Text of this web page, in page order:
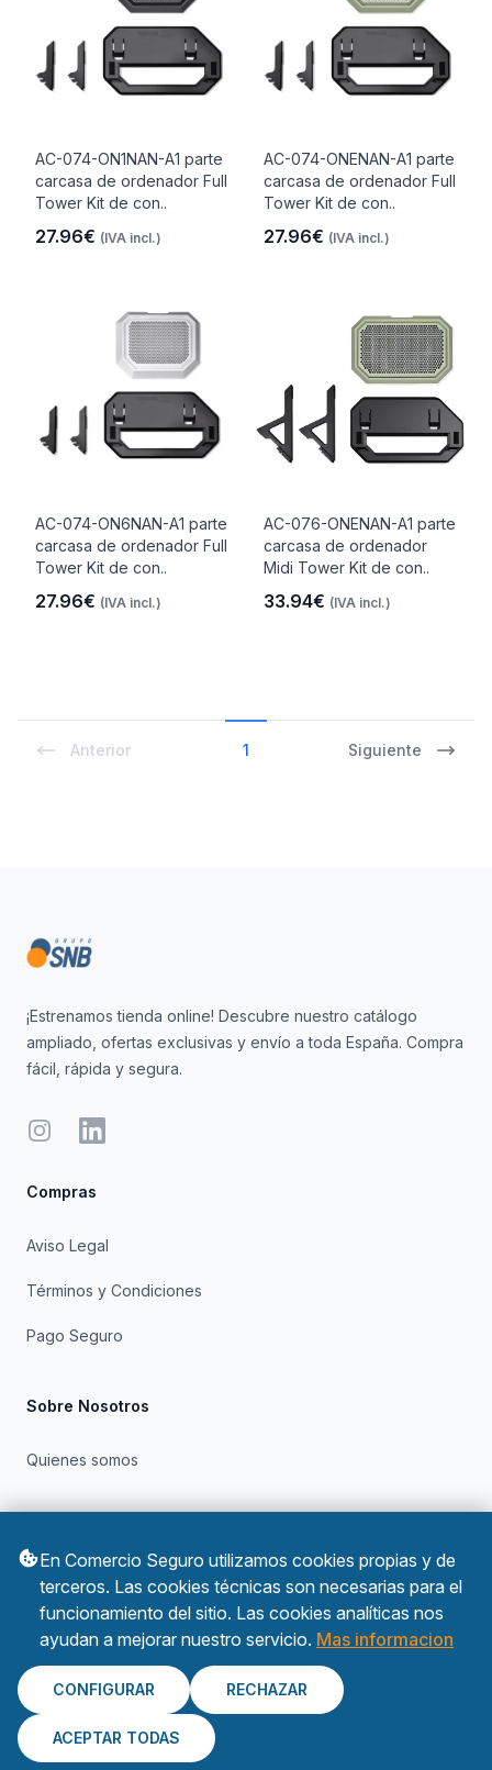
AC-074-ON1NAN-A1 parte
carcasa de ordenador Full
Tower Kit de con..
27.96€ (IVA incl.)
AC-074-ONENAN-A1 parte
carcasa de ordenador Full
Tower Kit de con..
27.96€ (IVA incl.)
AC-074-ON6NAN-A1 parte
carcasa de ordenador Full
Tower Kit de con..
27.96€ (IVA incl.)
AC-076-ONENAN-A1 parte
carcasa de ordenador
Midi Tower Kit de con..
33.94€ (IVA incl.)
Anterior 1 Siguiente
¡Estrenamos tienda online! Descubre nuestro catálogo
ampliado, ofertas exclusivas y envío a toda España. Compra
fácil, rápida y segura.
InstagramLinkedIn
Compras
Aviso Legal
Términos y Condiciones
Pago Seguro
Sobre Nosotros
Quienes somos
Política de Privacidad
Política de Cookies
© 2026 Comercio Seguro. Todos los derechos reservados.
En Comercio Seguro utilizamos cookies propias y de
terceros. Las cookies técnicas son necesarias para el
funcionamiento del sitio. Las cookies analíticas nos
ayudan a mejorar nuestro servicio. Mas informacion
CONFIGURAR RECHAZAR
ACEPTAR TODAS